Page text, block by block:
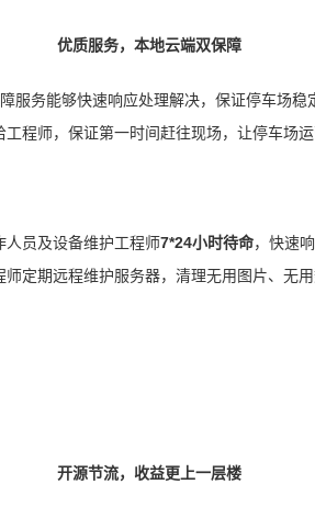
优质服务，本地云端双保障
服务能够快速响应处理解决，保证停车场
工程师，保证第一时间赶往现场，让停车场运
人员及设备维护工程师7*24小时待命，快速
定期远程维护服务器，清理无用图片、无用
开源节流，收益更上一层楼